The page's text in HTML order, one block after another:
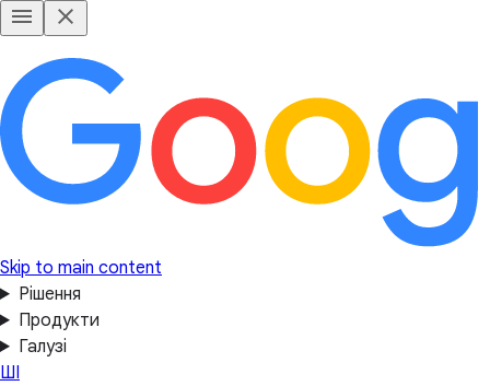
Skip to main content
Рішення
Продукти
Галузі
ШІ